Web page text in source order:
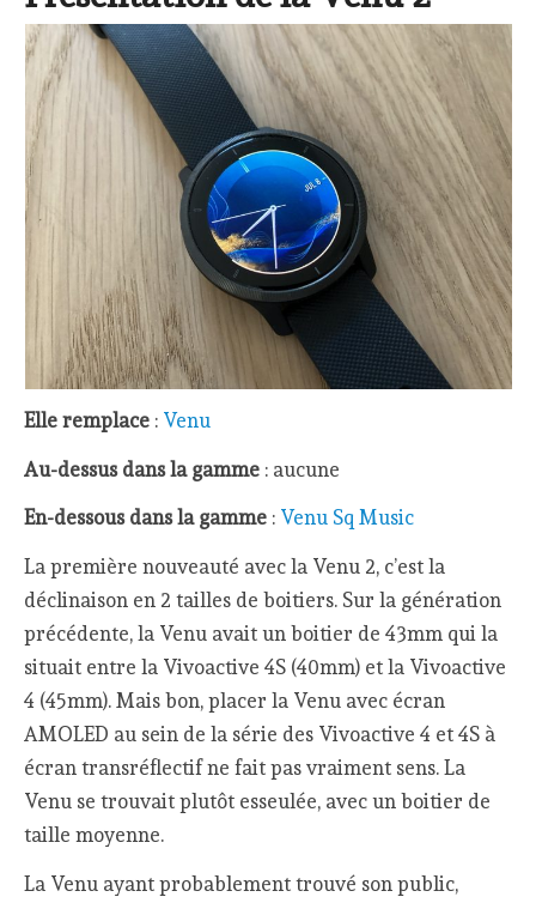
Elle remplace : Venu
Au-dessus dans la gamme : aucune
En-dessous dans la gamme : Venu Sq Music
La première nouveauté avec la Venu 2, c’est la
déclinaison en 2 tailles de boitiers. Sur la génération
précédente, la Venu avait un boitier de 43mm qui la
situait entre la Vivoactive 4S (40mm) et la Vivoactive
4 (45mm). Mais bon, placer la Venu avec écran
AMOLED au sein de la série des Vivoactive 4 et 4S à
écran transréflectif ne fait pas vraiment sens. La
Venu se trouvait plutôt esseulée, avec un boitier de
taille moyenne.
La Venu ayant probablement trouvé son public,